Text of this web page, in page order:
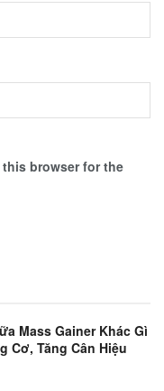
this browser for the
Mass Gainer Khác Gì
Cơ, Tăng Cân Hiệu